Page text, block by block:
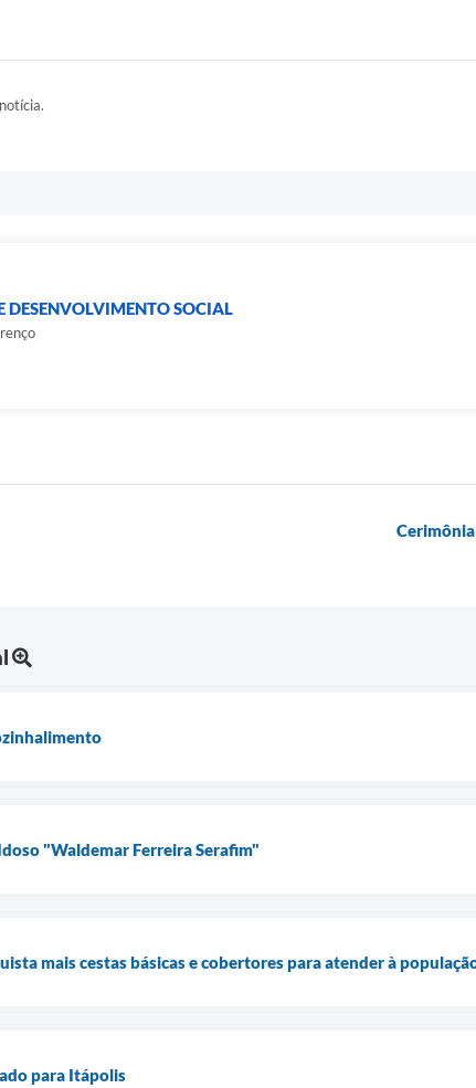
DESENVOLVIMENTO SOCIAL
"Waldemar Ferreira Serafim"
mais cestas básicas e cobertores para atender à
para Itápolis